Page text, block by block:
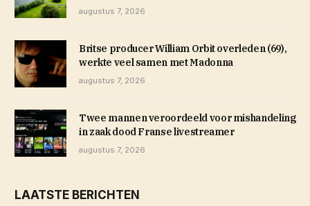
augustus 7, 2026
Britse producer William Orbit overleden (69),
werkte veel samen met Madonna
augustus 7, 2026
Twee mannen veroordeeld voor mishandeling
in zaak dood Franse livestreamer
augustus 7, 2026
LAATSTE BERICHTEN